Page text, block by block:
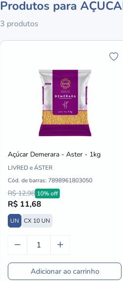
Produtos para
3 produtos
Açúcar Demerara - Aster - 1kg
LIVRED e ÁSTER
Cód. de barras: 7898961803050
R$ 12,98 10% off
R$ 11,68
UN CX 10 UN
Adicionar ao carrinho